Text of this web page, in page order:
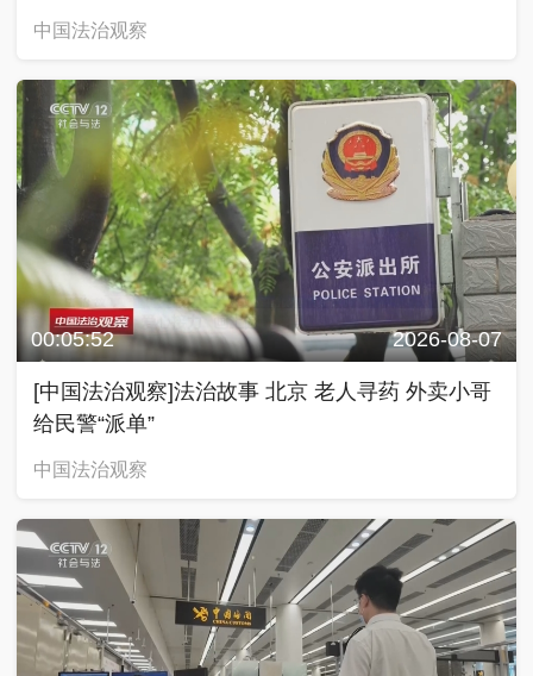
中国法治观察
00:05:52 2026-08-07
[中国法治观察]法治故事 北京 老人寻药 外卖小哥
给民警“派单”
中国法治观察